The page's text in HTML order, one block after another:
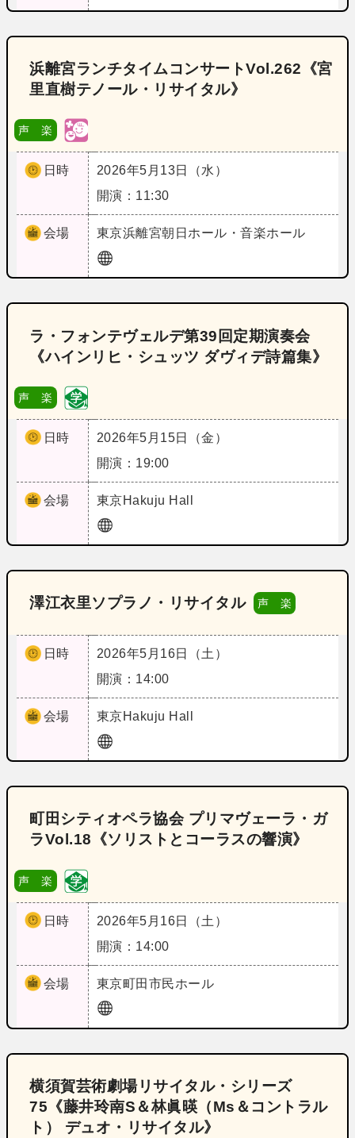
浜離宮ランチタイムコンサートVol.262《宮
里直樹テノール・リサイタル》
声 楽
日時
2026年5月13日（水）
開演：11:30
会場 東京浜離宮朝日ホール・音楽ホール
ラ・フォンテヴェルデ第39回定期演奏会
《ハインリヒ・シュッツ ダヴィデ詩篇集》
声 楽
日時
2026年5月15日（金）
開演：19:00
会場 東京Hakuju Hall
澤江衣里ソプラノ・リサイタル 声 楽
日時
2026年5月16日（土）
開演：14:00
会場 東京Hakuju Hall
町田シティオペラ協会 プリマヴェーラ・ガ
ラVol.18《ソリストとコーラスの響演》
声 楽
日時
2026年5月16日（土）
開演：14:00
会場 東京町田市民ホール
横須賀芸術劇場リサイタル・シリーズ
75《藤井玲南S＆林眞暎（Ms＆コントラル
ト） デュオ・リサイタル》